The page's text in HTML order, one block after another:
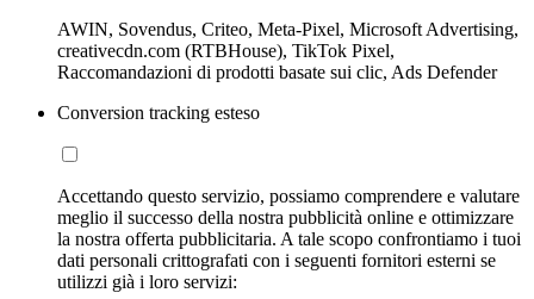
AWIN, Sovendus, Criteo, Meta-Pixel, Microsoft Advertising,
creativecdn.com (RTBHouse), TikTok Pixel,
Raccomandazioni di prodotti basate sui clic, Ads Defender
Conversion tracking esteso
Accettando questo servizio, possiamo comprendere e valutare
meglio il successo della nostra pubblicità online e ottimizzare
la nostra offerta pubblicitaria. A tale scopo confrontiamo i tuoi
dati personali crittografati con i seguenti fornitori esterni se
utilizzi già i loro servizi: